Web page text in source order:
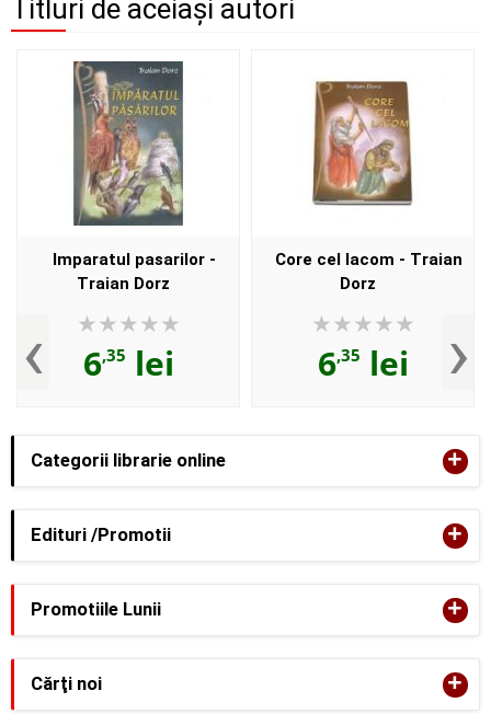
Categorii librarie online +
Edituri /Promotii +
Titluri de aceiași autori
‹
Imparatul pasarilor -
Traian Dorz
6,35 lei
Core cel lacom - Traian
Dorz
6,35 lei ›
Promotiile Lunii +
Cărţi noi +